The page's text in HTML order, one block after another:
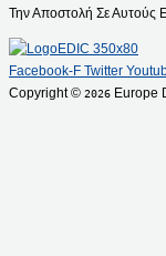
Την Αποστολή Σε Αυτούς
Facebook-F Twitter
Copyright © 2026 Europe